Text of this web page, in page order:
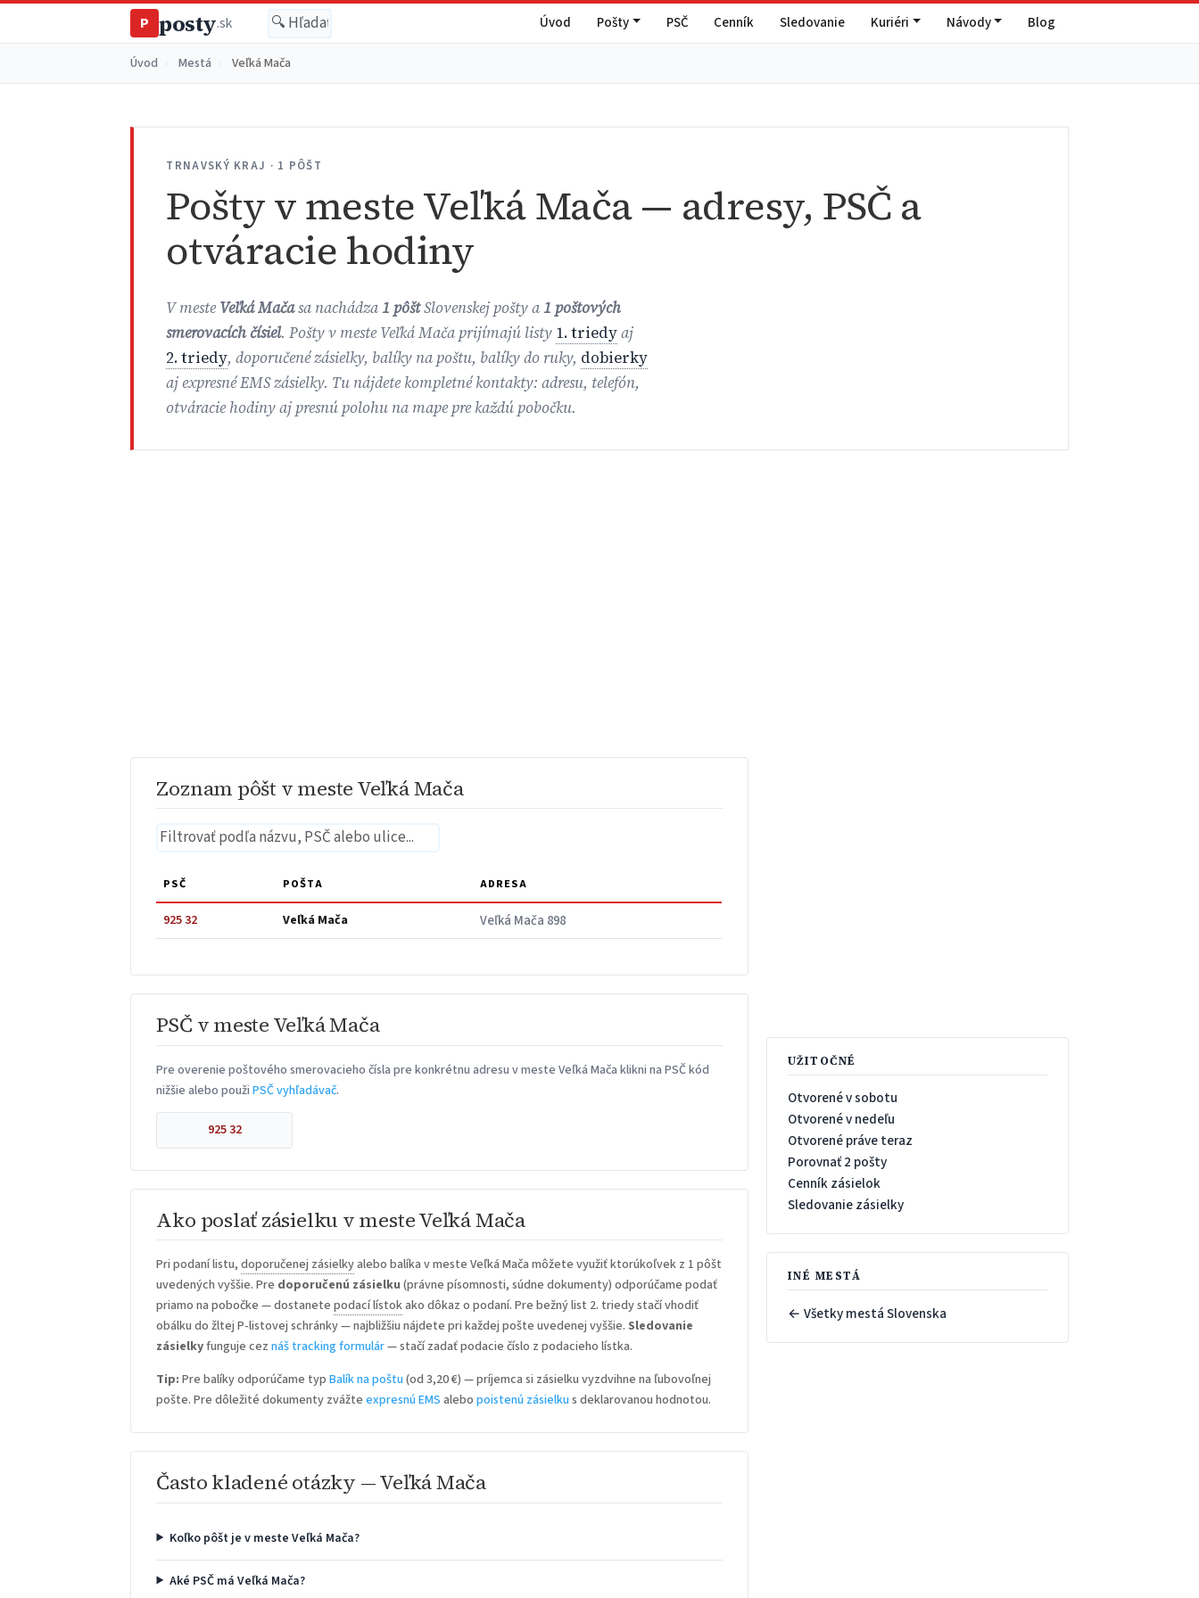
P posty.sk Úvod Pošty PSČ Cenník Sledovanie Kuriéri Návody Blog
Úvod Mestá Veľká Mača
TRNAVSKÝ KRAJ · 1 PÔŠT
Pošty v meste Veľká Mača — adresy, PSČ a
otváracie hodiny
V mesteVeľká Mačasa nachádza1 pôštSlovenskej pošty a1 poštových
smerovacích čísiel. Pošty v meste Veľká Mača prijímajú listy 1. triedyaj
2. triedy, doporučené zásielky, balíky na poštu, balíky do ruky, dobierky
aj expresné EMS zásielky. Tu nájdete kompletné kontakty: adresu, telefón,
otváracie hodiny aj presnú polohu na mape pre každú pobočku.
Zoznam pôšt v meste Veľká Mača
PSČ POŠTA ADRESA
925 32 Veľká Mača Veľká Mača 898
PSČ v meste Veľká Mača
Pre overenie poštového smerovacieho čísla pre konkrétnu adresu v meste Veľká Mača klikni na PSČ kód
nižšie alebo použiPSČ vyhľadávač.
925 32
Ako poslať zásielku v meste Veľká Mača
Pri podaní listu,doporučenej zásielkyalebo balíka v meste Veľká Mača môžete využiť ktorúkoľvek z 1 pôšt
uvedených vyššie. Pre doporučenú zásielku (právne písomnosti, súdne dokumenty) odporúčame podať
priamo na pobočke — dostanetepodací lístokako dôkaz o podaní. Pre bežný list 2. triedy stačí vhodiť
obálku do žltej P-listovej schránky — najbližšiu nájdete pri každej pošte uvedenej vyššie. Sledovanie
zásielkyfunguje ceznáš tracking formulár— stačí zadať podacie číslo z podacieho lístka.
Tip: Pre balíky odporúčame typBalík na poštu (od 3,20 €) — príjemca si zásielku vyzdvihne na ľubovoľnej
pošte. Pre dôležité dokumenty zvážteexpresnú EMS alebopoistenú zásielku s deklarovanou hodnotou.
Často kladené otázky — Veľká Mača
Koľko pôšt je v meste Veľká Mača?
Aké PSČ má Veľká Mača?
UŽITOČNÉ
Otvorené v sobotu
Otvorené v nedeľu
Otvorené práve teraz
Porovnať 2 pošty
Cenník zásielok
Sledovanie zásielky
INÉ MESTÁ
← Všetky mestá Slovenska